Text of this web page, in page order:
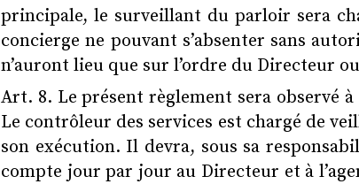
principale, le surveillant du parloir sera
concierge ne pouvant s’absenter sans
n’auront lieu que sur l’ordre du Directeur
Art. 8. Le présent règlement sera observé
Le contrôleur des services est chargé de
son exécution. Il devra, sous sa
compte jour par jour au Directeur et à